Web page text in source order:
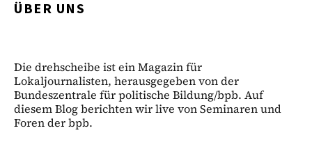
ÜBER UNS
Die drehscheibe ist ein Magazin für
Lokaljournalisten, herausgegeben von der
Bundeszentrale für politische Bildung/bpb. Auf
diesem Blog berichten wir live von Seminaren und
Foren der bpb.